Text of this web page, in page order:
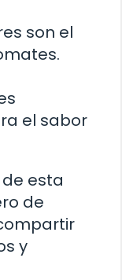
son el
el sabor
esta
de
y